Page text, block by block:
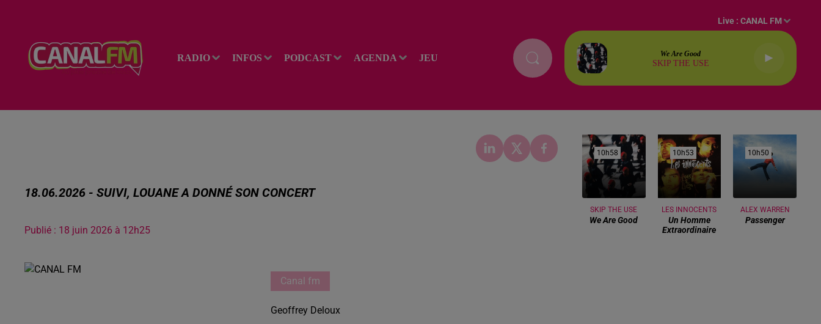
RADIO INFOS PODCAST AGENDA JEU
Live :CANAL FM
We Are Good
SKIP THE USE
18.06.2026 - SUIVI, LOUANE A DONNÉ SON CONCERT
Publié : 18 juin 2026 à 12h25
Canal fm
Geoffrey Deloux
10h58
10h58
SKIP THE USE
We Are Good
10h53
10h53
LES INNOCENTS
Un Homme
Extraordinaire
10h50
10h50
ALEX WARREN
Passenger